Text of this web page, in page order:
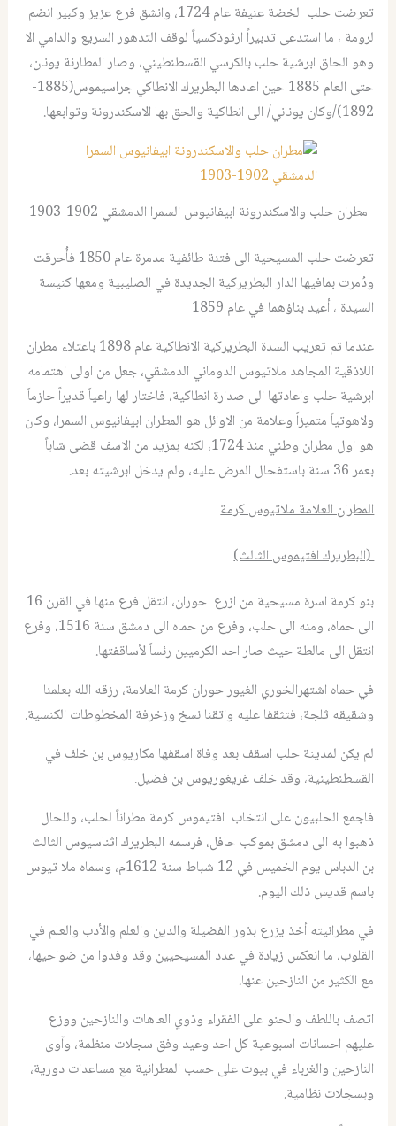
تعرضت حلب لخضة عنيفة عام 1724، وانشق فرع عزيز وكبير انضم
لرومة ، ما استدعى تدبيراً ارثوذكسياً لوقف التدهور السريع والدامي الا
وهو الحاق ابرشية حلب بالكرسي القسطنطيني، وصار المطارنة يونان،
حتى العام 1885 حين اعادها البطريرك الانطاكي جراسيموس(1885-
1892)/وكان يوناني/ الى انطاكية والحق بها الاسكندرونة وتوابعها.
مطران حلب والاسكندرونة ابيفانيوس السمرا الدمشقي 1902-1903
تعرضت حلب المسيحية الى فتنة طائفية مدمرة عام 1850 فأُحرقت
ودُمرت بمافيها الدار البطريركية الجديدة في الصليبية ومعها كنيسة
السيدة ، أعيد بناؤهما في عام 1859
عندما تم تعريب السدة البطريركية الانطاكية عام 1898 باعتلاء مطران
اللاذقية المجاهد ملاتيوس الدوماني الدمشقي، جعل من اولى اهتمامه
ابرشية حلب واعادتها الى صدارة انطاكية، فاختار لها راعياً قديراً حازماً
ولاهوتياً متميزاً وعلامة من الاوائل هو المطران ابيفانيوس السمرا، وكان
هو اول مطران وطني منذ 1724، لكنه بمزيد من الاسف قضى شاباً
بعمر 36 سنة باستفحال المرض عليه، ولم يدخل ابرشيته بعد.
المطران العلامة ملاتيوس كرمة
(البطريرك افتيموس الثالث)
بنو كرمة اسرة مسيحية من ازرع حوران، انتقل فرع منها في القرن 16
الى حماه، ومنه الى حلب، وفرع من حماه الى دمشق سنة 1516، وفرع
انتقل الى مالطة حيث صار احد الكرميين رئساً لأساقفتها.
في حماه اشتهرالخوري الغيور حوران كرمة العلامة، رزقه الله بعلمنا
وشقيقه ثلجة، فتثقفا عليه واتقنا نسخ وزخرفة المخطوطات الكنسية.
لم يكن لمدينة حلب اسقف بعد وفاة اسقفها مكاريوس بن خلف في
القسطنطينية، وقد خلف غريغوريوس بن فضيل.
فاجمع الحلبيون على انتخاب افتيموس كرمة مطراناً لحلب، وللحال
ذهبوا به الى دمشق بموكب حافل، فرسمه البطريرك اثناسيوس الثالث
بن الدباس يوم الخميس في 12 شباط سنة 1612م، وسماه ملا تيوس
باسم قديس ذلك اليوم.
في مطرانيته أخذ يزرع بذور الفضيلة والدين والعلم والأدب والعلم في
القلوب، ما انعكس زيادة في عدد المسيحيين وقد وفدوا من ضواحيها،
مع الكثير من النازحين عنها.
اتصف باللطف والحنو على الفقراء وذوي العاهات والنازحين ووزع
عليهم احسانات اسبوعية كل احد وعيد وفق سجلات منظمة، وآوى
النازحين والغرباء في بيوت على حسب المطرانية مع مساعدات دورية،
وبسجلات نظامية.